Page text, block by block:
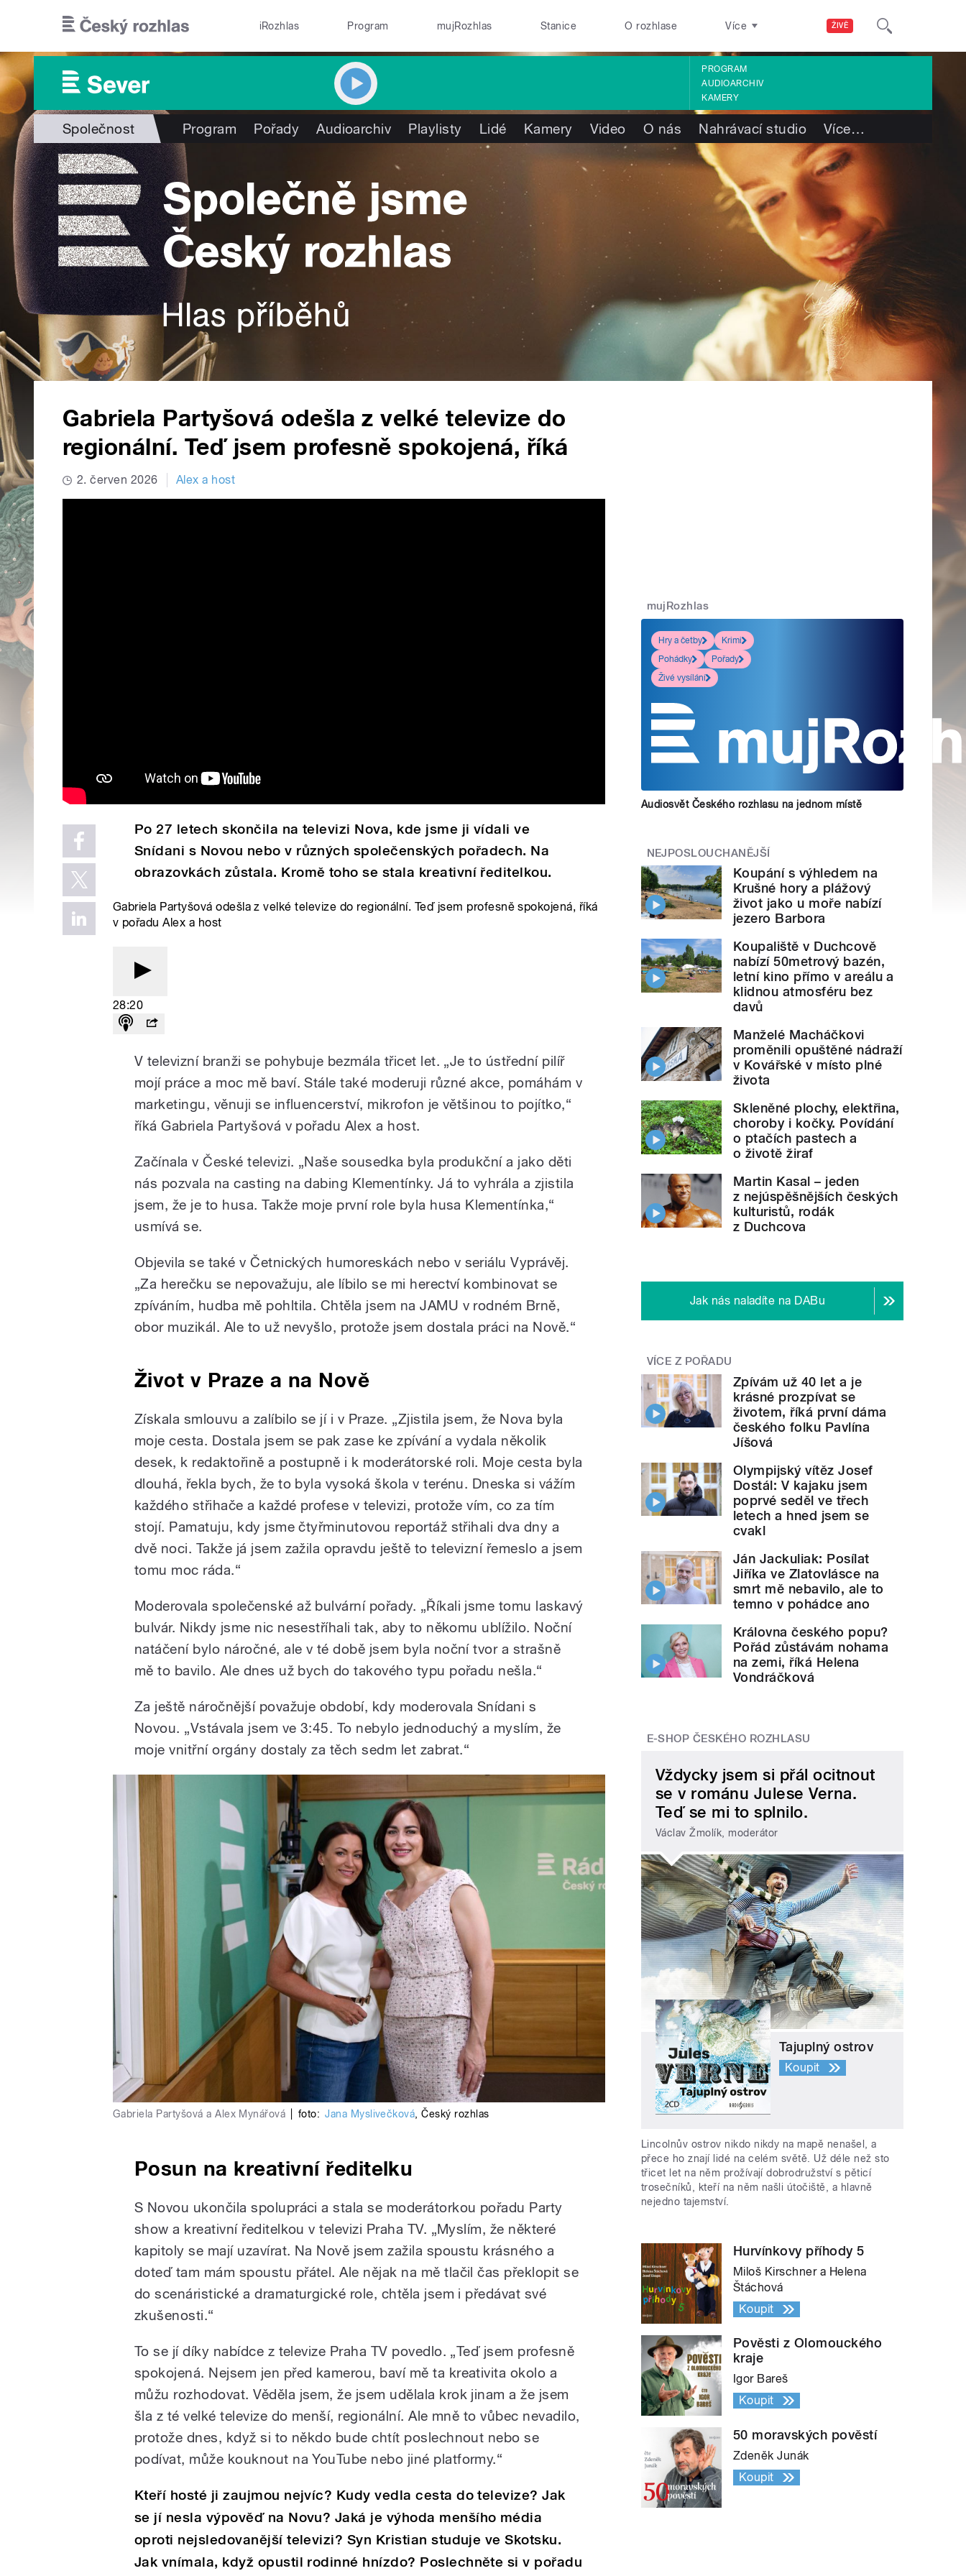
ŽIVĚ
iRozhlas Program mujRozhlas Stanice O rozhlase Více
PROGRAM
AUDIOARCHIV
KAMERY
Společnost Program Pořady Audioarchiv Playlisty Lidé Kamery Video O nás Nahrávací studio Více…
Gabriela Partyšová odešla z velké televize do
regionální. Teď jsem profesně spokojená, říká
2. červen 2026 Alex a host
Po 27 letech skončila na televizi Nova, kde jsme ji vídali ve
Snídani s Novou nebo v různých společenských pořadech. Na
obrazovkách zůstala. Kromě toho se stala kreativní ředitelkou.
Gabriela Partyšová odešla z velké televize do regionální. Teď jsem profesně spokojená, říká
v pořadu Alex a host
28:20
V televizní branži se pohybuje bezmála třicet let. „Je to ústřední pilíř
mojí práce a moc mě baví. Stále také moderuji různé akce, pomáhám v
marketingu, věnuji se influencerství, mikrofon je většinou to pojítko,“
říká Gabriela Partyšová v pořadu Alex a host.
Začínala v České televizi. „Naše sousedka byla produkční a jako děti
nás pozvala na casting na dabing Klementínky. Já to vyhrála a zjistila
jsem, že je to husa. Takže moje první role byla husa Klementínka,“
usmívá se.
Objevila se také v Četnických humoreskách nebo v seriálu Vyprávěj.
„Za herečku se nepovažuju, ale líbilo se mi herectví kombinovat se
zpíváním, hudba mě pohltila. Chtěla jsem na JAMU v rodném Brně,
obor muzikál. Ale to už nevyšlo, protože jsem dostala práci na Nově.“
Život v Praze a na Nově
Získala smlouvu a zalíbilo se jí i v Praze. „Zjistila jsem, že Nova byla
moje cesta. Dostala jsem se pak zase ke zpívání a vydala několik
desek, k redaktořině a postupně i k moderátorské roli. Moje cesta byla
dlouhá, řekla bych, že to byla vysoká škola v terénu. Dneska si vážím
každého střihače a každé profese v televizi, protože vím, co za tím
stojí. Pamatuju, kdy jsme čtyřminutovou reportáž střihali dva dny a
dvě noci. Takže já jsem zažila opravdu ještě to televizní řemeslo a jsem
tomu moc ráda.“
Moderovala společenské až bulvární pořady. „Říkali jsme tomu laskavý
bulvár. Nikdy jsme nic nesestříhali tak, aby to někomu ublížilo. Noční
natáčení bylo náročné, ale v té době jsem byla noční tvor a strašně
mě to bavilo. Ale dnes už bych do takového typu pořadu nešla.“
Za ještě náročnější považuje období, kdy moderovala Snídani s
Novou. „Vstávala jsem ve 3:45. To nebylo jednoduchý a myslím, že
moje vnitřní orgány dostaly za těch sedm let zabrat.“
Gabriela Partyšová a Alex Mynářová foto: Jana Myslivečková,Český rozhlas
Posun na kreativní ředitelku
S Novou ukončila spolupráci a stala se moderátorkou pořadu Party
show a kreativní ředitelkou v televizi Praha TV. „Myslím, že některé
kapitoly se mají uzavírat. Na Nově jsem zažila spoustu krásného a
doteď tam mám spoustu přátel. Ale nějak na mě tlačil čas překlopit se
do scenáristické a dramaturgické role, chtěla jsem i předávat své
zkušenosti.“
To se jí díky nabídce z televize Praha TV povedlo. „Teď jsem profesně
spokojená. Nejsem jen před kamerou, baví mě ta kreativita okolo a
můžu rozhodovat. Věděla jsem, že jsem udělala krok jinam a že jsem
šla z té velké televize do menší, regionální. Ale mně to vůbec nevadilo,
protože dnes, když si to někdo bude chtít poslechnout nebo se
podívat, může kouknout na YouTube nebo jiné platformy.“
Kteří hosté ji zaujmou nejvíc? Kudy vedla cesta do televize? Jak
se jí nesla výpověď na Novu? Jaká je výhoda menšího média
oproti nejsledovanější televizi? Syn Kristian studuje ve Skotsku.
Jak vnímala, když opustil rodinné hnízdo? Poslechněte si v pořadu
mujRozhlas
Hry a četby
Krimi
Pohádky
Pořady
Živé vysílání
Audiosvět Českého rozhlasu na jednom místě
NEJPOSLOUCHANĚJŠÍ
Koupání s výhledem na
Krušné hory a plážový
život jako u moře nabízí
jezero Barbora
Koupaliště v Duchcově
nabízí 50metrový bazén,
letní kino přímo v areálu a
klidnou atmosféru bez
davů
Manželé Macháčkovi
proměnili opuštěné nádraží
v Kovářské v místo plné
života
Skleněné plochy, elektřina,
choroby i kočky. Povídání
o ptačích pastech a
o životě žiraf
Martin Kasal – jeden
z nejúspěšnějších českých
kulturistů, rodák
z Duchcova
Jak nás naladíte na DABu
VÍCE Z POŘADU
Zpívám už 40 let a je
krásné prozpívat se
životem, říká první dáma
českého folku Pavlína
Jíšová
Olympijský vítěz Josef
Dostál: V kajaku jsem
poprvé seděl ve třech
letech a hned jsem se
cvakl
Ján Jackuliak: Posílat
Jiříka ve Zlatovlásce na
smrt mě nebavilo, ale to
temno v pohádce ano
Královna českého popu?
Pořád zůstávám nohama
na zemi, říká Helena
Vondráčková
E-SHOP ČESKÉHO ROZHLASU
Vždycky jsem si přál ocitnout
se v románu Julese Verna.
Teď se mi to splnilo.
Václav Žmolík, moderátor
Tajuplný ostrov
Koupit
Lincolnův ostrov nikdo nikdy na mapě nenašel, a
přece ho znají lidé na celém světě. Už déle než sto
třicet let na něm prožívají dobrodružství s pěticí
trosečníků, kteří na něm našli útočiště, a hlavně
nejedno tajemství.
Hurvínkovy příhody 5
Miloš Kirschner a Helena
Štáchová
Koupit
Pověsti z Olomouckého
kraje
Igor Bareš
Koupit
50 moravských pověstí
Zdeněk Junák
Koupit